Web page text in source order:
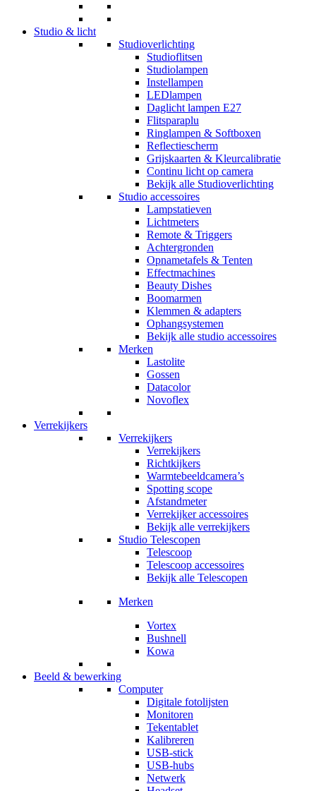
Studio & licht
Studioverlichting
Studioflitsen
Studiolampen
Instellampen
LEDlampen
Daglicht lampen E27
Flitsparaplu
Ringlampen & Softboxen
Reflectiescherm
Grijskaarten & Kleurcalibratie
Continu licht op camera
Bekijk alle Studioverlichting
Studio accessoires
Lampstatieven
Lichtmeters
Remote & Triggers
Achtergronden
Opnametafels & Tenten
Effectmachines
Beauty Dishes
Boomarmen
Klemmen & adapters
Ophangsystemen
Bekijk alle studio accessoires
Merken
Lastolite
Gossen
Datacolor
Novoflex
Verrekijkers
Verrekijkers
Verrekijkers
Richtkijkers
Warmtebeeldcamera’s
Spotting scope
Afstandmeter
Verrekijker accessoires
Bekijk alle verrekijkers
Studio Telescopen
Telescoop
Telescoop accessoires
Bekijk alle Telescopen
Merken
Vortex
Bushnell
Kowa
Beeld & bewerking
Computer
Digitale fotolijsten
Monitoren
Tekentablet
Kalibreren
USB-stick
USB-hubs
Netwerk